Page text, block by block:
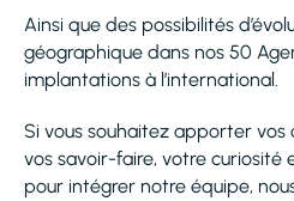
Ainsi que des possibilités
géographique dans nos 50
implantations à l’international.
Si vous souhaitez apporter
vos savoir-faire, votre curiosité
pour intégrer notre équipe,